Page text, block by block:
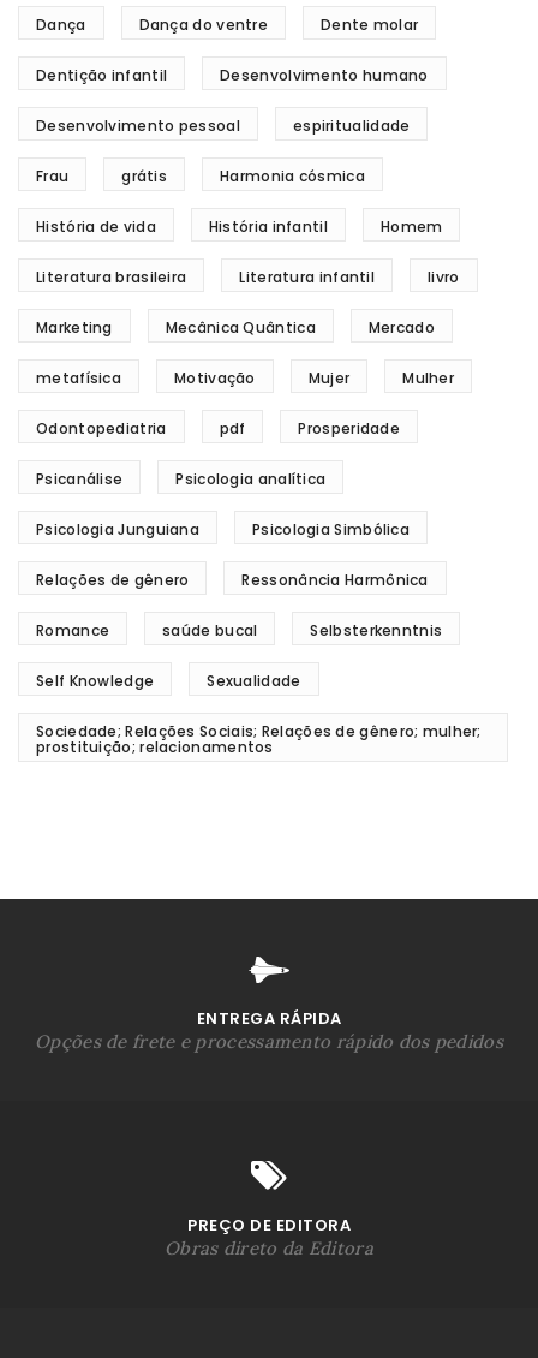
Dança Dança do ventre Dente molar
Dentição infantil Desenvolvimento humano
Desenvolvimento pessoal espiritualidade
Frau grátis Harmonia cósmica
História de vida História infantil Homem
Literatura brasileira Literatura infantil livro
Marketing Mecânica Quântica Mercado
metafísica Motivação Mujer Mulher
Odontopediatria pdf Prosperidade
Psicanálise Psicologia analítica
Psicologia Junguiana Psicologia Simbólica
Relações de gênero Ressonância Harmônica
Romance saúde bucal Selbsterkenntnis
Self Knowledge Sexualidade
Sociedade; Relações Sociais; Relações de gênero; mulher;
prostituição; relacionamentos
ENTREGA RÁPIDA
Opções de frete e processamento rápido dos pedidos
PREÇO DE EDITORA
Obras direto da Editora